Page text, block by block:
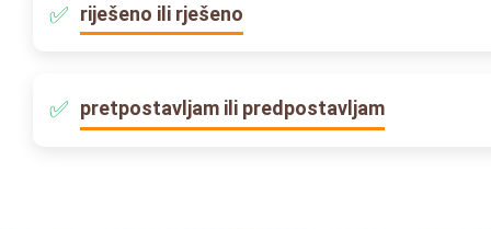
riješeno ili rješeno
pretpostavljam ili predpostavljam